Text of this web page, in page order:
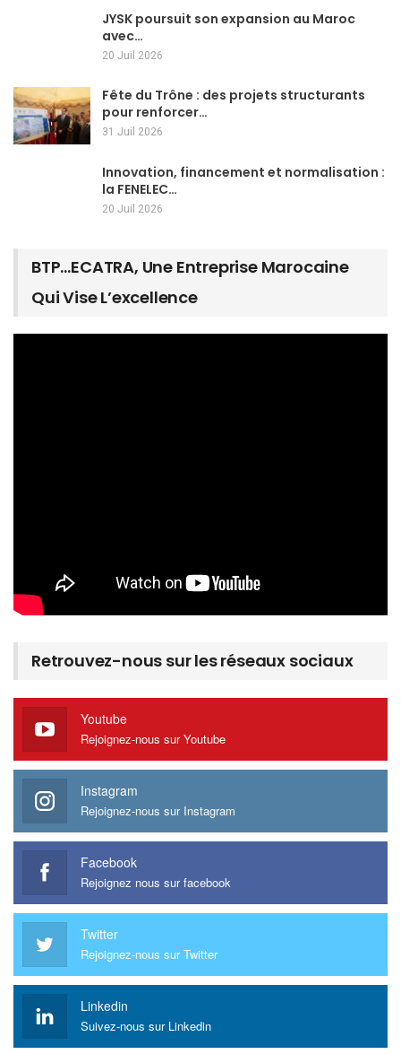
JYSK poursuit son expansion au Maroc
avec…
20 Juil 2026
Fête du Trône : des projets structurants
pour renforcer…
31 Juil 2026
Innovation, financement et normalisation :
la FENELEC…
20 Juil 2026
BTP…ECATRA, Une Entreprise Marocaine
Qui Vise L’excellence
Retrouvez-nous sur les réseaux sociaux
Youtube
Rejoignez-nous sur Youtube
Instagram
Rejoignez-nous sur Instagram
Facebook
Rejoignez nous sur facebook
Twitter
Rejoignez-nous sur Twitter
Linkedin
Suivez-nous sur Linkedin